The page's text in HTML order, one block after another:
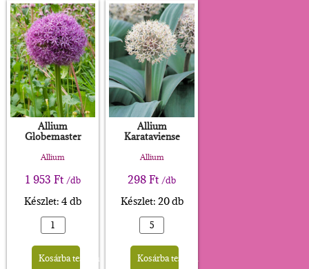
Allium
Globemaster
Allium
1 953 Ft /db
Készlet: 4 db
Kosárba teszem
Alternative:
Allium
Karataviense
Allium
298Ft /db
Készlet: 20 db
Kosárba teszem